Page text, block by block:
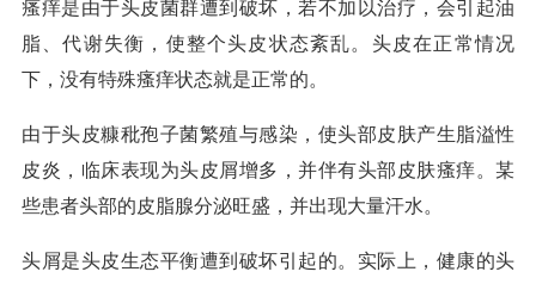
瘙痒是由于头皮菌群遭到破坏，若不加以治疗，会引起油
脂、代谢失衡，使整个头皮状态紊乱。头皮在正常情况
下，没有特殊瘙痒状态就是正常的。
由于头皮糠秕孢子菌繁殖与感染，使头部皮肤产生脂溢性
皮炎，临床表现为头皮屑增多，并伴有头部皮肤瘙痒。某
些患者头部的皮脂腺分泌旺盛，并出现大量汗水。
头屑是头皮生态平衡遭到破坏引起的。实际上，健康的头